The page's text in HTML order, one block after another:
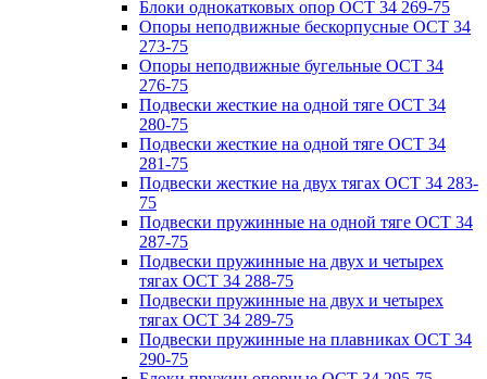
Блоки однокатковых опор ОСТ 34 269-75
Опоры неподвижные бескорпусные ОСТ 34
273-75
Опоры неподвижные бугельные ОСТ 34
276-75
Подвески жесткие на одной тяге ОСТ 34
280-75
Подвески жесткие на одной тяге ОСТ 34
281-75
Подвески жесткие на двух тягах ОСТ 34 283-
75
Подвески пружинные на одной тяге ОСТ 34
287-75
Подвески пружинные на двух и четырех
тягах ОСТ 34 288-75
Подвески пружинные на двух и четырех
тягах ОСТ 34 289-75
Подвески пружинные на плавниках ОСТ 34
290-75